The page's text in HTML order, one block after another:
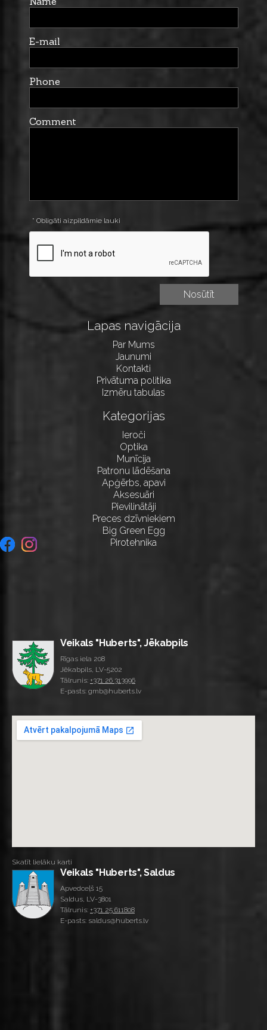
E-mail
Phone
Comment
* Obligāti aizpildāmie lauki
Lapas navigācija
Par Mums
Jaunumi
Kontakti
Privātuma politika
Izmēru tabulas
Kategorijas
Ieroči
Optika
Munīcija
Patronu lādēšana
Apģērbs, apavi
Aksesuāri
Pievilinātāji
Preces dzīvniekiem
Big Green Egg
Pirotehnika
Veikals "Huberts", Jēkabpils
Rīgas iela 208
Jēkabpils, LV-5202
Tālrunis: +371 26 313996
E-pasts: gmb@huberts.lv
Skatīt lielāku karti
Veikals "Huberts", Saldus
Apvedceļš 15
Saldus, LV-3801
Tālrunis: +371 25 611808
E-pasts: saldus@huberts.lv